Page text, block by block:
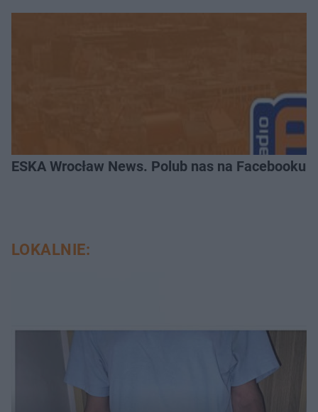
ESKA Wrocław News. Polub nas na Facebooku!
LOKALNIE: